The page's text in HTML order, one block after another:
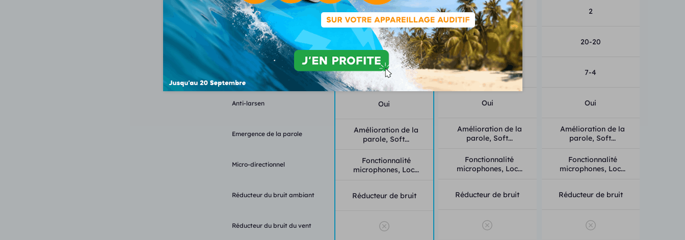
Classe
Canaux - bandes
Programmes - mémoires
Anti-larsen
Emergence de la parole
Micro-directionnel
Réducteur du bruit ambiant
Réducteur du bruit du vent
2
16-16
6-4
Oui
Amélioration de la
parole, Soft...
Fonctionnalité
microphones, Loc...
Réducteur de bruit
2
14-14
4-4
Oui
Amélioration de la
parole, Soft...
Fonctionnalité
microphones, Loc...
Réducteur de bruit
2
20-20
7-4
Oui
Amélioration de la
parole, Soft...
Fonctionnalité
microphones, Loc...
Réducteur de bruit